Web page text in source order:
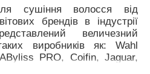
сушіння волосся від
брендів в індустрії
величезний
виробників як: Wahl
PRO, Coifin, Jaguar,